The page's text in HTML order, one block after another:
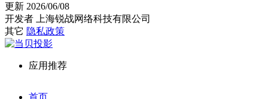
更新 2026/06/08
开发者
上海锐战网络科技有限公司
其它 隐私政策
应用推荐
首页